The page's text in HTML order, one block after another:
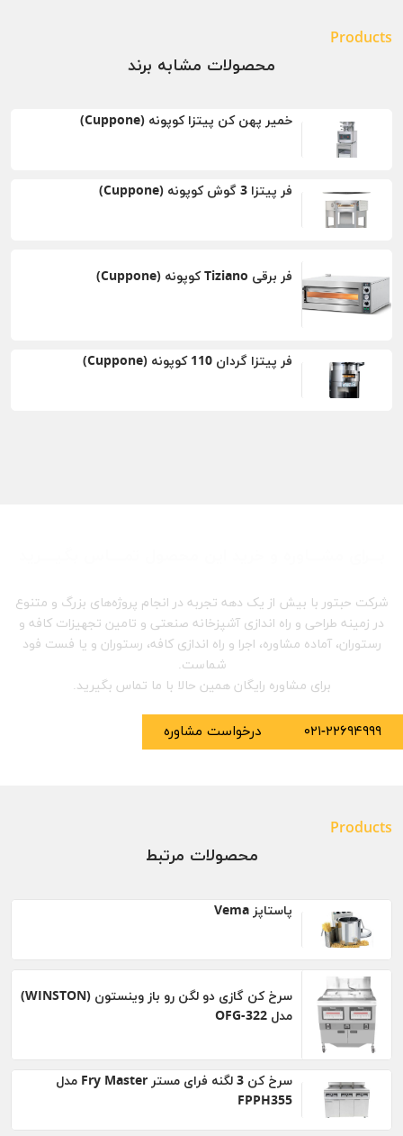
Products
محصولات مشابه برند
خمیر پهن کن پیتزا کوپونه (Cuppone)
فر پیتزا 3 گوش کوپونه (Cuppone)
فر برقی Tiziano کوپونه (Cuppone)
فر پیتزا گردان 110 کوپونه (Cuppone)
شرکت حبتور با بیش از یک دهه تجربه در انجام پروژه‌های بزرگ و متنوع
در زمینه طراحی و راه اندازی آشپزخانه صنعتی و تامین تجهیزات کافه و
رستوران، آماده مشاوره، اجرا و راه اندازی کافه، رستوران و یا فست فود
شماست.
برای مشاوره رایگان همین حالا با ما تماس بگیرید.
۰۲۱-۲۲۶۹۴۹۹۹ درخواست مشاوره
Products
محصولات مرتبط
پاستاپز Vema
سرخ کن گازی دو لگن رو باز وینستون (WINSTON)
مدل OFG-322
سرخ کن 3 لگنه فرای مستر Fry Master مدل
FPPH355